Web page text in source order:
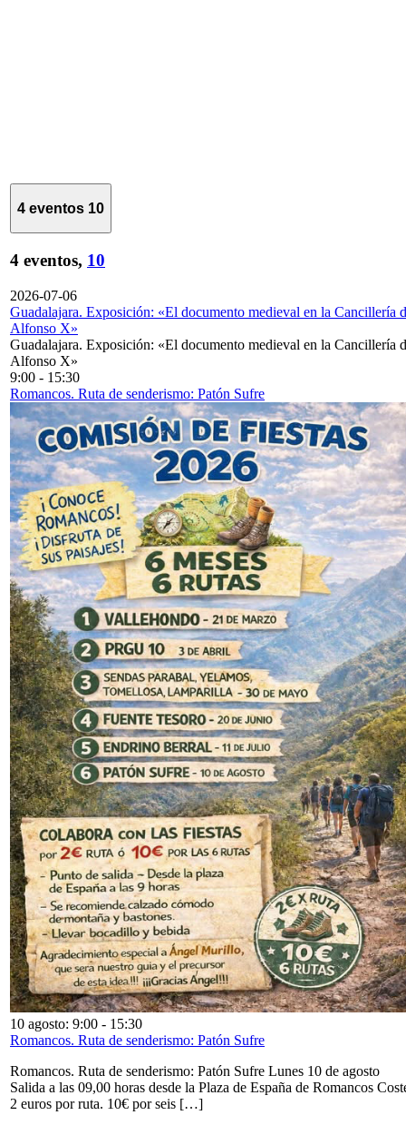
4 eventos 10
4 eventos, 10
2026-07-06
Guadalajara. Exposición: «El documento medieval en la Cancillería
Alfonso X»
Guadalajara. Exposición: «El documento medieval en la Cancillería
Alfonso X»
9:00 - 15:30
Romancos. Ruta de senderismo: Patón Sufre
10 agosto: 9:00 - 15:30
Romancos. Ruta de senderismo: Patón Sufre
Romancos. Ruta de senderismo: Patón Sufre Lunes 10 de agosto
Salida a las 09,00 horas desde la Plaza de España de Romancos
2 euros por ruta. 10€ por seis […]